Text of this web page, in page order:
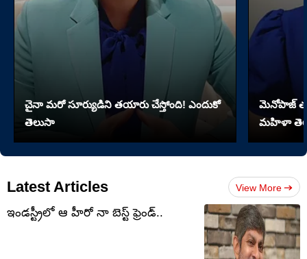
చైనా మరో సూర్యుడిని తయారు చేస్తోంది! ఎందుకో
తెలుసా
మెనోపాజ్
మహిళా
Latest Articles View More
ఇండస్ట్రీలో ఆ హీరో నా బెస్ట్ ఫ్రెండ్..